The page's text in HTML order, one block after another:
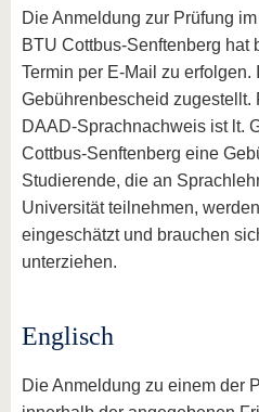
Die Anmeldung zur Prüfung
BTU Cottbus-Senftenberg hat
Termin per E-Mail zu
Gebührenbescheid zugestellt.
DAAD-Sprachnachweis ist lt.
Cottbus-Senftenberg eine
Studierende, die an
Universität teilnehmen,
eingeschätzt und brauchen
unterziehen.
Englisch
Die Anmeldung zu einem der